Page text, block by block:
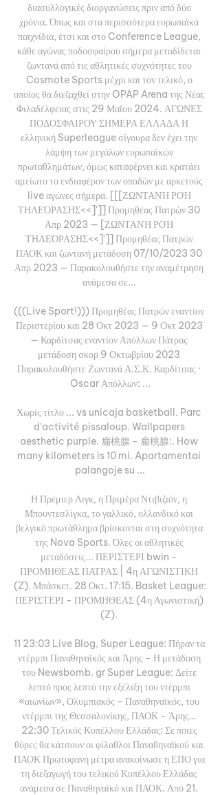
διασυλλογικές διοργανώσεις πριν από δύο
χρόνια. Όπως και στα περισσότερα ευρωπαϊκά
παιχνίδια, έτσι και στο Conference League,
κάθε αγώνας ποδοσφαίρου σήμερα μεταδίδεται
ζωντανά από τις αθλητικές συχνότητες του
Cosmote Sports μέχρι και τον τελικό, ο
οποίος θα διεξαχθεί στην OPAP Arena της Νέας
Φιλαδέλφειας στις 29 Μαΐου 2024. ΑΓΩΝΕΣ
ΠΟΔΟΣΦΑΙΡΟΥ ΣΗΜΕΡΑ ΕΛΛΑΔΑ Η
ελληνική Superleague σίγουρα δεν έχει την
λάμψη των μεγάλων ευρωπαϊκών
πρωταθλημάτων, όμως καταφέρνει και κρατάει
αμείωτο το ενδιαφέρον των οπαδών με αρκετούς
live αγώνες σήμερα. [[[ΖΩΝΤΑΝΉ ΡΟΉ
ΤΗΛΕΌΡΑΣΗΣ<<]']] Προμηθέας Πατρών 30
Απρ 2023 — [ΖΩΝΤΑΝΉ ΡΟΉ
ΤΗΛΕΌΡΑΣΗΣ<<]']] Προμηθέας Πατρών
ΠΑΟΚ και ζωντανή μετάδοση 07/10/2023 30
Απρ 2023 — Παρακολουθήστε την αναμέτρηση
ανάμεσα σε...
(((Live Sport!))) Προμηθέας Πατρών εναντίον
Περιστερίου και 28 Οκτ 2023 — 9 Οκτ 2023
— Καρδίτσας εναντίον Απόλλων Πάτρας
μετάδοση σκορ 9 Οκτωβρίου 2023
Παρακολουθήστε Ζωντανά Α.Σ.Κ. Καρδίτσας ·
Oscar Απόλλων: ...
Χωρίς τίτλο ... vs unicaja basketball. Parc
d'activité pissaloup. Wallpapers
aesthetic purple. 扁桃腺 - 扁桃腺:. How
many kilometers is 10 mi. Apartamentai
palangoje su ...
Η Πρέμιερ Λιγκ, η Πριμέρα Ντιβιζιόν, η
Μπουντεσλίγκα, το γαλλικό, ολλανδικό και
βελγικό πρωτάθλημα βρίσκονται στη συχνότητα
της Nova Sports. Όλες οι αθλητικές
μεταδόσεις... ΠΕΡΙΣΤΕΡΙ bwin -
ΠΡΟΜΗΘΕΑΣ ΠΑΤΡΑΣ | 4η ΑΓΩΝΙΣΤΙΚΗ
(Z). Μπάσκετ. 28 Οκτ. 17:15. Basket League:
ΠΕΡΙΣΤΕΡΙ - ΠΡΟΜΗΘΕΑΣ (4η Αγωνιστική)
(Z).
11 23:03 Live Blog, Super League: Πήραν τα
ντέρμπι Παναθηναϊκός και Άρης - Η μετάδοση
του Newsbomb. gr Super League: Δείτε
λεπτό προς λεπτό την εξέλιξη του ντέρμπι
«αιωνίων», Ολυμπιακός - Παναθηναϊκός, του
ντέρμπι της Θεσσαλονίκης, ΠΑΟΚ - Άρης…
22:30 Τελικός Κυπέλλου Ελλάδας: Σε ποιες
θύρες θα κάτσουν οι φίλαθλοι Παναθηναϊκού και
ΠΑΟΚ Πρωτοφανή μέτρα ανακοίνωσε η ΕΠΟ για
τη διεξαγωγή του τελικού Κυπέλλου Ελλάδας
ανάμεσα σε Παναθηναϊκό και ΠΑΟΚ. Από 21.